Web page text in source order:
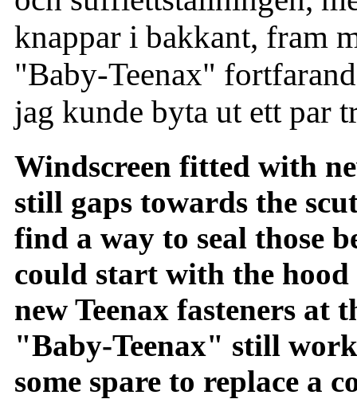
knappar i bakkant, fram
"Baby-Teenax"
jag kunde byta ut ett par
Windscreen fitted with
still gaps towards the
find a way to seal those
could start with the
new Teenax fasteners at
"Baby-Teenax" still
some spare to replace a